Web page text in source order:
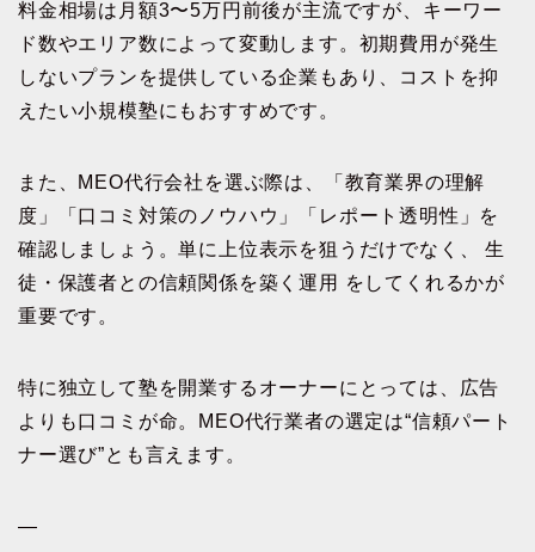
料金相場は月額3〜5万円前後が主流ですが、キーワー
ド数やエリア数によって変動します。初期費用が発生
しないプランを提供している企業もあり、コストを抑
えたい小規模塾にもおすすめです。
また、MEO代行会社を選ぶ際は、「教育業界の理解
度」「口コミ対策のノウハウ」「レポート透明性」を
確認しましょう。単に上位表示を狙うだけでなく、 生
徒・保護者との信頼関係を築く運用 をしてくれるかが
重要です。
特に独立して塾を開業するオーナーにとっては、広告
よりも口コミが命。MEO代行業者の選定は“信頼パート
ナー選び”とも言えます。
—